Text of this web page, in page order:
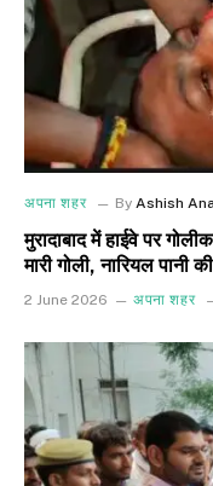
अपना शहर By Ashish
मुरादाबाद में हाईवे पर
मारी गोली, नारियल
2 June 2026 अपना शहर